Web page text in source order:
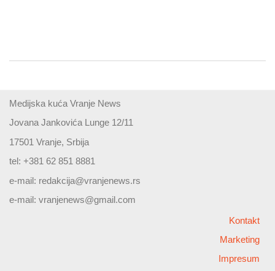
Medijska kuća Vranje News
Jovana Jankovića Lunge 12/11
17501 Vranje, Srbija
tel: +381 62 851 8881
e-mail: redakcija@vranjenews.rs
e-mail: vranjenews@gmail.com
Kontakt
Marketing
Impresum